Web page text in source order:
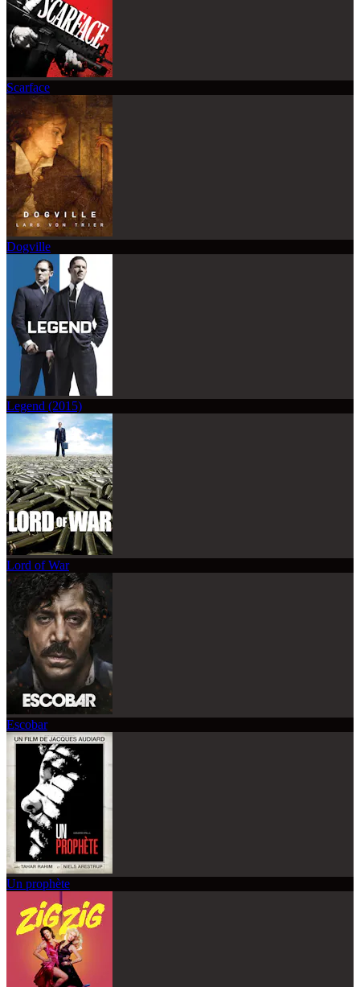
Scarface
Dogville
Legend (2015)
Lord of War
Escobar
Un prophète